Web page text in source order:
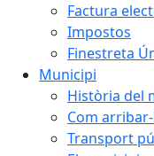
Factura
Impostos
Finestreta
Municipi
Història del
Com
Transport